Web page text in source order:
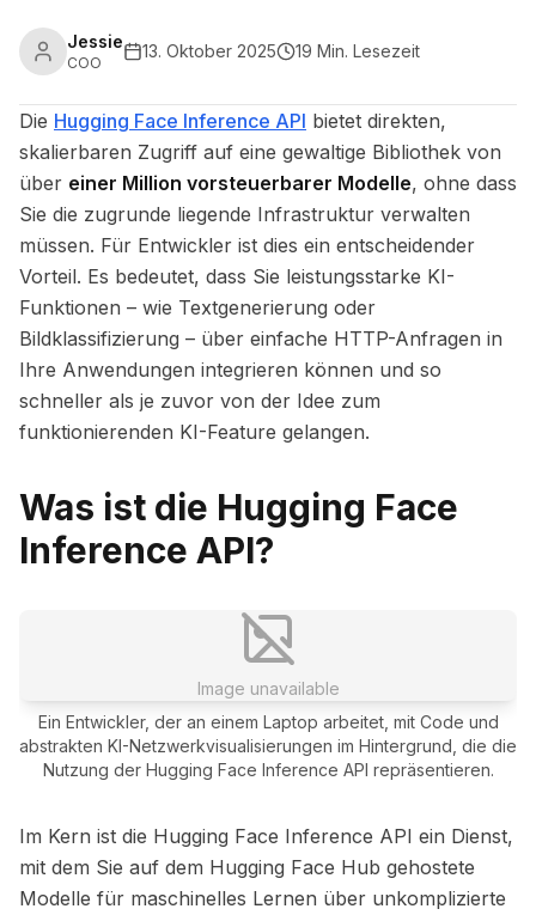
Jessie
COO
13. Oktober 2025 19 Min. Lesezeit
Die Hugging Face Inference API bietet direkten,
skalierbaren Zugriff auf eine gewaltige Bibliothek von
über einer Million vorsteuerbarer Modelle, ohne dass
Sie die zugrunde liegende Infrastruktur verwalten
müssen. Für Entwickler ist dies ein entscheidender
Vorteil. Es bedeutet, dass Sie leistungsstarke KI-
Funktionen – wie Textgenerierung oder
Bildklassifizierung – über einfache HTTP-Anfragen in
Ihre Anwendungen integrieren können und so
schneller als je zuvor von der Idee zum
funktionierenden KI-Feature gelangen.
Was ist die Hugging Face
Inference API?
Image unavailable
Ein Entwickler, der an einem Laptop arbeitet, mit Code und
abstrakten KI-Netzwerkvisualisierungen im Hintergrund, die die
Nutzung der Hugging Face Inference API repräsentieren.
Im Kern ist die Hugging Face Inference API ein Dienst,
mit dem Sie auf dem Hugging Face Hub gehostete
Modelle für maschinelles Lernen über unkomplizierte